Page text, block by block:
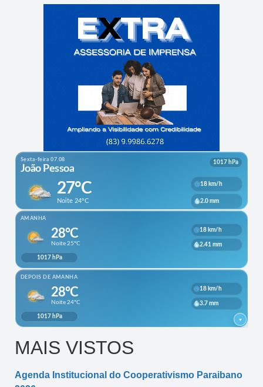
MAIS VISTOS
Agenda Institucional do Cooperativismo Paraibano